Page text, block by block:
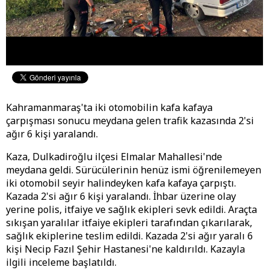
Kahramanmaraş'ta iki otomobilin kafa kafaya
çarpışması sonucu meydana gelen trafik kazasında 2'si
ağır 6 kişi yaralandı.
Kaza, Dulkadiroğlu ilçesi Elmalar Mahallesi'nde
meydana geldi. Sürücülerinin henüz ismi öğrenilemeyen
iki otomobil seyir halindeyken kafa kafaya çarpıştı.
Kazada 2'si ağır 6 kişi yaralandı. İhbar üzerine olay
yerine polis, itfaiye ve sağlık ekipleri sevk edildi. Araçta
sıkışan yaralılar itfaiye ekipleri tarafından çıkarılarak,
sağlık ekiplerine teslim edildi. Kazada 2'si ağır yaralı 6
kişi Necip Fazıl Şehir Hastanesi'ne kaldırıldı. Kazayla
ilgili inceleme başlatıldı.